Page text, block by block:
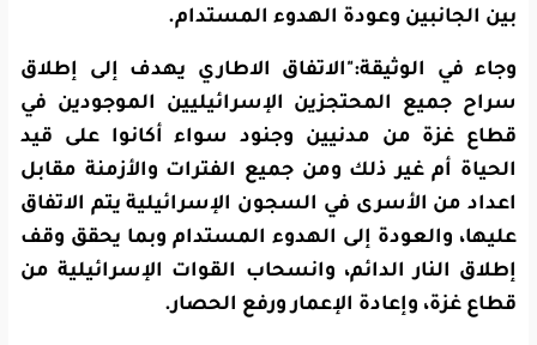
بين الجانبين وعودة الهدوء المستدام.
وجاء في الوثيقة:"الاتفاق الاطاري يهدف إلى إطلاق
سراح جميع المحتجزين الإسرائيليين الموجودين في
قطاع غزة من مدنيين وجنود سواء أكانوا على قيد
الحياة أم غير ذلك ومن جميع الفترات والأزمنة مقابل
اعداد من الأسرى في السجون الإسرائيلية يتم الاتفاق
عليها، والعودة إلى الهدوء المستدام وبما يحقق وقف
إطلاق النار الدائم، وانسحاب القوات الإسرائيلية من
قطاع غزة، وإعادة الإعمار ورفع الحصار.